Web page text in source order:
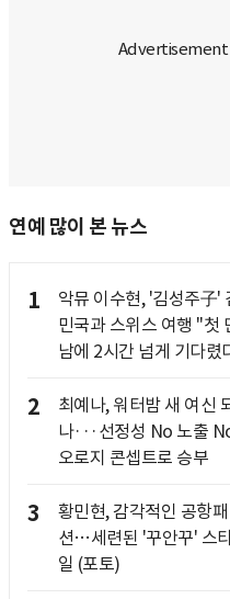
연예 많이 본 뉴스
1
악뮤 이수현, '김성주子'
민국과 스위스 여행 "첫
남에 2시간 넘게 기다렸
2
최예나, 워터밤 새 여신 되
나···선정성 No 노출
오로지 콘셉트로 승부
3
황민현, 감각적인 공항패
션…세련된 '꾸안꾸' 스
일 (포토)